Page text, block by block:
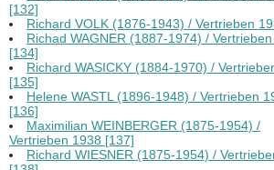
[132]
Richard VOLK (1876-1943) / Vertrieben
Richad WAGNER (1887-1974) /
[134]
Richard WASICKY (1884-1970) /
[135]
Helene WASTL (1896-1948) / Vertrieben
[136]
Maximilian WEINBERGER (1875-1954) /
Vertrieben 1938 [137]
Richard WIESNER (1875-1954) /